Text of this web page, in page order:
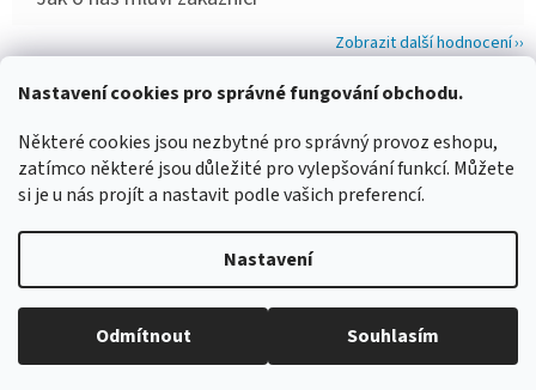
Nastavení cookies pro správné fungování obchodu.
Některé cookies jsou nezbytné pro správný provoz eshopu,
zatímco některé jsou důležité pro vylepšování funkcí. Můžete
si je u nás projít a nastavit podle vašich preferencí.
Nastavení
Odmítnout Souhlasím
Zobrazit další hodnocení
Copyright 2026www.maskovanivprirode.cz. Všechna práva
vyhrazena.
Upravit nastavení cookies